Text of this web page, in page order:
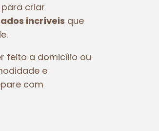
criar
incríveis que
feito a domicílio ou
e
com